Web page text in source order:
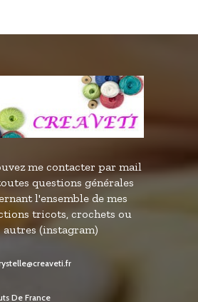
me contacter par mail
questions générales
l'ensemble de mes
tricots, crochets ou
autres (instagram)
De France